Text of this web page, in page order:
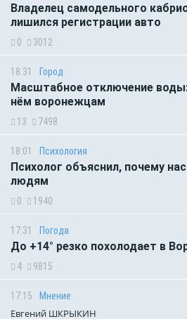
Владелец самодельного
лишился регистрации авто
0 3012
18:31 Город
Масштабное отключение
нём воронежцам
13 7498
18:01 Психология
Психолог объяснил, почему
людям
0 1940
17:31 Погода
До +14° резко похолодает в
4 9815
17:15 Мнение
Евгений ШКРЫКИН